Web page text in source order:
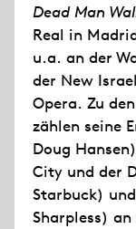
Dead Man
Real in
u.a. an der
der New
Opera. Zu
zählen seine
Doug
City und der
Starbuck) und
Sharpless)